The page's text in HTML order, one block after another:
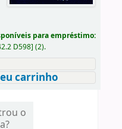
para empréstimo:
D598] (2).
carrinho
o